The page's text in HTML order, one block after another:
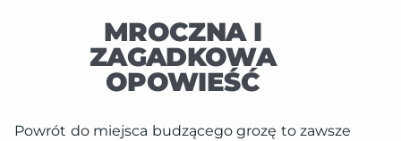
MROCZNA I
ZAGADKOWA
OPOWIEŚĆ
Powrót do miejsca budzącego grozę to zawsze